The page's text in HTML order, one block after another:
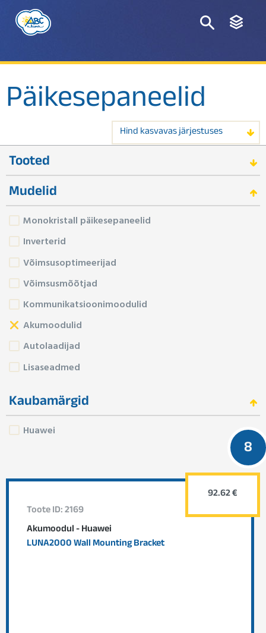
Päikesepaneelid
Hind kasvavas järjestuses
Tooted
Mudelid
Monokristall päikesepaneelid
Inverterid
Võimsusoptimeerijad
Võimsusmõõtjad
Kommunikatsioonimoodulid
Akumoodulid
Autolaadijad
Lisaseadmed
Kaubamärgid
Huawei
8
Toote ID: 2169
Akumoodul - Huawei
LUNA2000 Wall Mounting Bracket
92.62 €